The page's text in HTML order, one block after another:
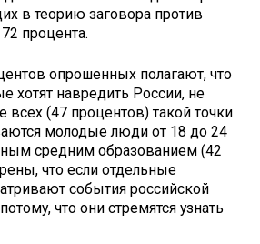
в теорию заговора против
процента.
опрошенных полагают, что
хотят навредить России, не
всех (47 процентов) такой точки
молодые люди от 18 до 24
средним образованием (42
что если отдельные
события российской
что они стремятся узнать